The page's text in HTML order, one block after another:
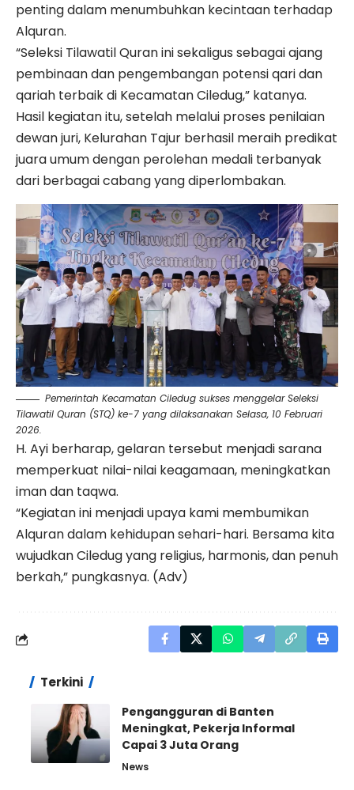
penting dalam menumbuhkan kecintaan terhadap
Alquran.
“Seleksi Tilawatil Quran ini sekaligus sebagai ajang
pembinaan dan pengembangan potensi qari dan
qariah terbaik di Kecamatan Ciledug,” katanya.
Hasil kegiatan itu, setelah melalui proses penilaian
dewan juri, Kelurahan Tajur berhasil meraih predikat
juara umum dengan perolehan medali terbanyak
dari berbagai cabang yang diperlombakan.
Pemerintah Kecamatan Ciledug sukses menggelar Seleksi
Tilawatil Quran (STQ) ke-7 yang dilaksanakan Selasa, 10 Februari
2026.
H. Ayi berharap, gelaran tersebut menjadi sarana
memperkuat nilai-nilai keagamaan, meningkatkan
iman dan taqwa.
“Kegiatan ini menjadi upaya kami membumikan
Alquran dalam kehidupan sehari-hari. Bersama kita
wujudkan Ciledug yang religius, harmonis, dan penuh
berkah,” pungkasnya. (Adv)
Terkini
Pengangguran di Banten
Meningkat, Pekerja Informal
Capai 3 Juta Orang
News